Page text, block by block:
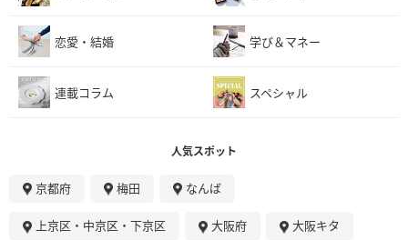
恋愛・結婚 学び＆マネー
連載コラム スペシャル
人気スポット
京都府 梅田 なんば
上京区・中京区・下京区 大阪府 大阪キタ